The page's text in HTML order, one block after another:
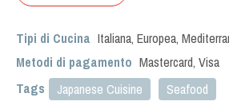
Tipi di Cucina Italiana, Europea,
Metodi di pagamento Mastercard, Visa
Tags
Japanese Cuisine Seafood